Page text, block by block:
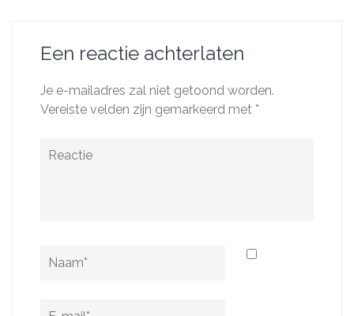
Een reactie achterlaten
Je e-mailadres zal niet getoond worden.
Vereiste velden zijn gemarkeerd met *
Reactie
Naam
E-